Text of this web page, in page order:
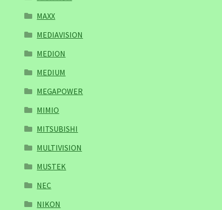
MAXX
MEDIAVISION
MEDION
MEDIUM
MEGAPOWER
MIMIO
MITSUBISHI
MULTIVISION
MUSTEK
NEC
NIKON